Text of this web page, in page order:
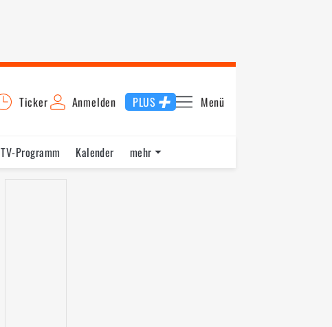
Ticker Anmelden PLUS Menü
TV-Programm
Kalender
mehr